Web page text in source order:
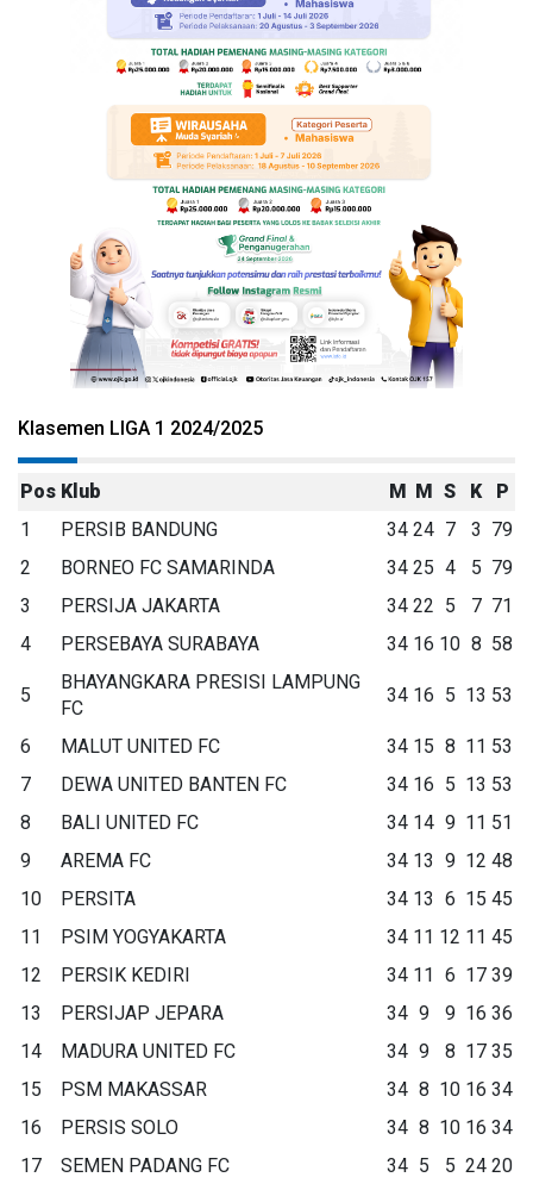
Klasemen LIGA 1 2024/2025
Pos Klub M M S K
P
1
PERSIB BANDUNG 34 24 7 3 79
2
BORNEO FC SAMARINDA 34 25 4 5 79
3
PERSIJA JAKARTA 34 22 5 7 71
4
PERSEBAYA SURABAYA 34 16 10 8 58
5
BHAYANGKARA PRESISI LAMPUNG
FC
34 16 5 13 53
6 MALUT UNITED FC 34 15 8 11 53
7
DEWA UNITED BANTEN FC 34 16 5 13 53
8
BALI UNITED FC 34 14 9 11 51
9
AREMA FC 34 13 9 12 48
10
PERSITA 34 13 6 15 45
11
PSIM YOGYAKARTA 34 11 12 11 45
12
PERSIK KEDIRI 34 11 6 17 39
13
PERSIJAP JEPARA 34 9 9 16 36
14
MADURA UNITED FC 34 9 8 17 35
15
PSM MAKASSAR 34 8 10 16 34
16
PERSIS SOLO 34 8 10 16 34
17
SEMEN PADANG FC 34 5 5 24 20